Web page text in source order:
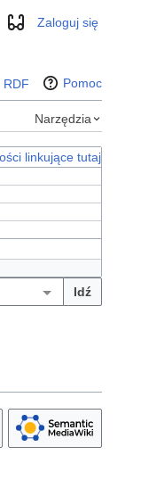
WyglądZaloguj się
RDF Pomoc
Narzędzia
linkujące tutaj